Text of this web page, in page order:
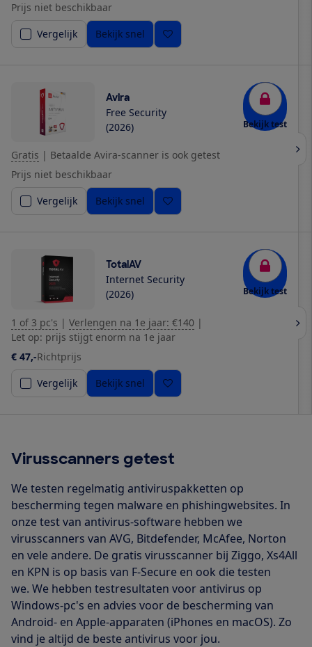
Prijs niet beschikbaar
Vergelijk
Bekijk snel
Avira
Free Security
(2026)
Bekijk test
Gratis | Betaalde Avira-scanner is ook getest
Prijs niet beschikbaar
Vergelijk
Bekijk snel
TotalAV
Internet Security
(2026)
Bekijk test
1 of 3 pc's | Verlengen na 1e jaar: €140 |
Let op: prijs stijgt enorm na 1e jaar
€ 47,-Richtprijs
Vergelijk
Bekijk snel
Virusscanners getest
We testen regelmatig antiviruspakketten op
bescherming tegen malware en phishingwebsites. In
onze test van antivirus-software hebben we
virusscanners van AVG, Bitdefender, McAfee, Norton
en vele andere. De gratis virusscanner bij Ziggo, Xs4All
en KPN is op basis van F-Secure en ook die testen
we. We hebben testresultaten voor antivirus op
Windows-pc's en advies voor de bescherming van
Android- en Apple-apparaten (iPhones en macOS). Zo
vind je altijd de beste antivirus voor jou.